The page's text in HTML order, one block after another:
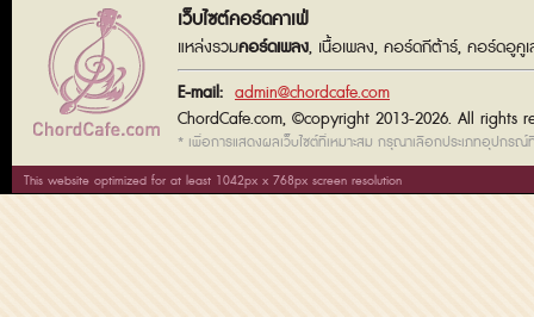
เว็บไซต์คอร์ดคาเฟ่
แหล่งรวมคอร์ดเพลง, เนื้อเพลง, คอร์ดกีต้าร์, คอร์ดอูคู
E-mail: admin@chordcafe.com
ChordCafe.com, ©copyright 2013-2026. All rights
* เพื่อการแสดงผลเว็บไซต์ที่เหมาะสม กรุณาเลือกประเภทอุปกรณ์
This website optimized for at least 1042px x 768px screen resolution